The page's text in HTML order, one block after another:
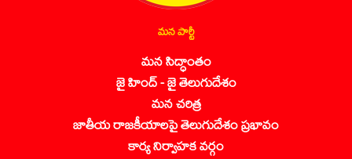
మన పార్టీ
మన సిద్ధాంతం
జై హింద్ - జై తెలుగుదేశం
మన చరిత్ర
జాతీయ రాజకీయాలపై తెలుగుదేశం ప్రభావం
కార్య నిర్వాహక వర్గం